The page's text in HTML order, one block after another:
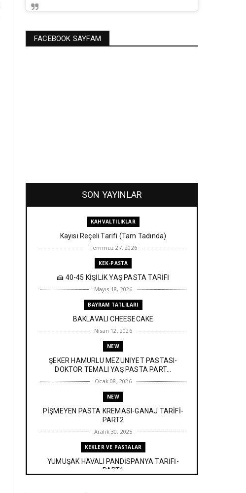
FACEBOOK SAYFAM
SON YAYINLAR
KAHVALTILIKLAR
Kayısı Reçeli Tarifi (Tam Tadında)
Temmuz 27, 2026
KEK-PASTA
🍰 40-45 KİŞİLİK YAŞ PASTA TARİFİ
Mayıs 18, 2026
BAYRAM TATLILARI
BAKLAVALI CHEESECAKE
Nisan 12, 2026
NEW
ŞEKER HAMURLU MEZUNİYET PASTASI-
DOKTOR TEMALI YAŞ PASTA PART...
Ocak 08, 2026
NEW
PİŞMEYEN PASTA KREMASI-GANAJ TARİFİ-
PART2
Aralık 30, 2025
KEKLER VE PASTALAR
YUMUŞAK HAVALI PANDİSPANYA TARİFİ-
PART1